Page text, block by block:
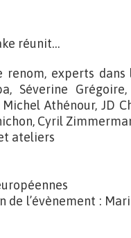
réunit…
experts
Séverine
Athénour, JD
Cyril
ateliers
l’évènement :